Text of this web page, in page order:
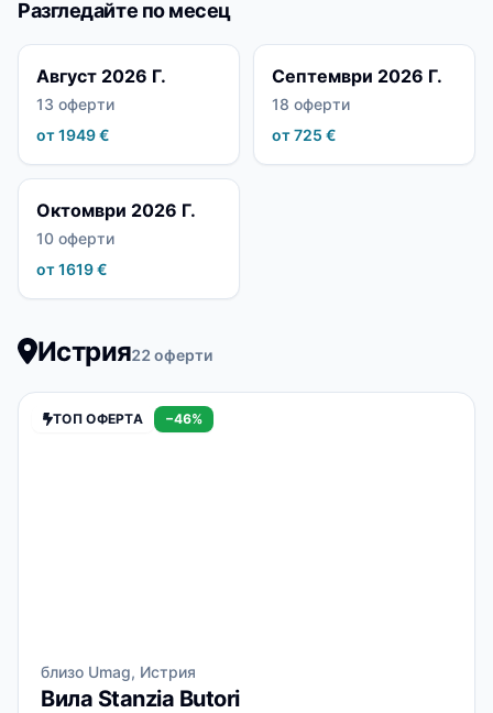
Разгледайте по месец
Август 2026 Г.
13 оферти
от 1949 €
Септември 2026 Г.
18 оферти
от 725 €
Октомври 2026 Г.
10 оферти
от 1619 €
Истрия22 оферти
ТОП ОФЕРТА −46%
близо Umag, Истрия
Вила Stanzia Butori